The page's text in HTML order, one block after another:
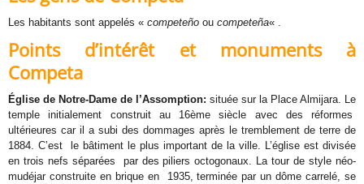
Les habitants sont appelés « competeño ou competeña« .
Points d’intérêt et monuments à
Competa
Église de Notre-Dame de l’Assomption: située sur la Place Almijara. Le
temple initialement construit au 16ème siècle avec des réformes
ultérieures car il a subi des dommages après le tremblement de terre de
1884. C’est le bâtiment le plus important de la ville. L’église est divisée
en trois nefs séparées par des piliers octogonaux. La tour de style néo-
mudéjar construite en brique en 1935, terminée par un dôme carrelé, se